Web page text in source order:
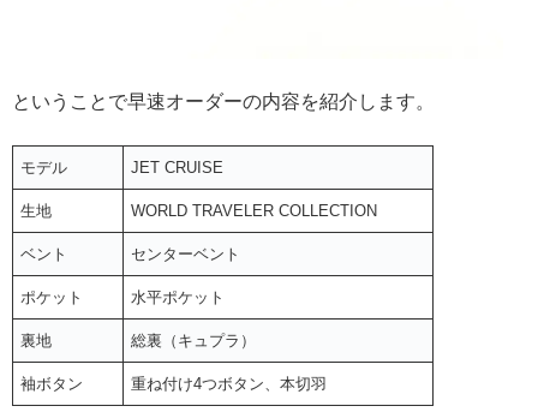
ということで早速オーダーの内容を紹介します。
モデル JET CRUISE
生地 WORLD TRAVELER COLLECTION
ベント センターベント
ポケット 水平ポケット
裏地 総裏（キュプラ）
袖ボタン 重ね付け4つボタン、本切羽